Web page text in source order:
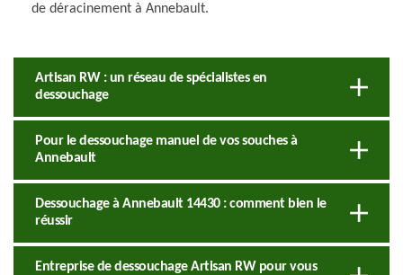
de déracinement à Annebault.
Artisan RW : un réseau de spécialistes en
dessouchage
Pour le dessouchage manuel de vos souches à
Annebault
Dessouchage à Annebault 14430 : comment bien le
réussir
Entreprise de dessouchage Artisan RW pour vous